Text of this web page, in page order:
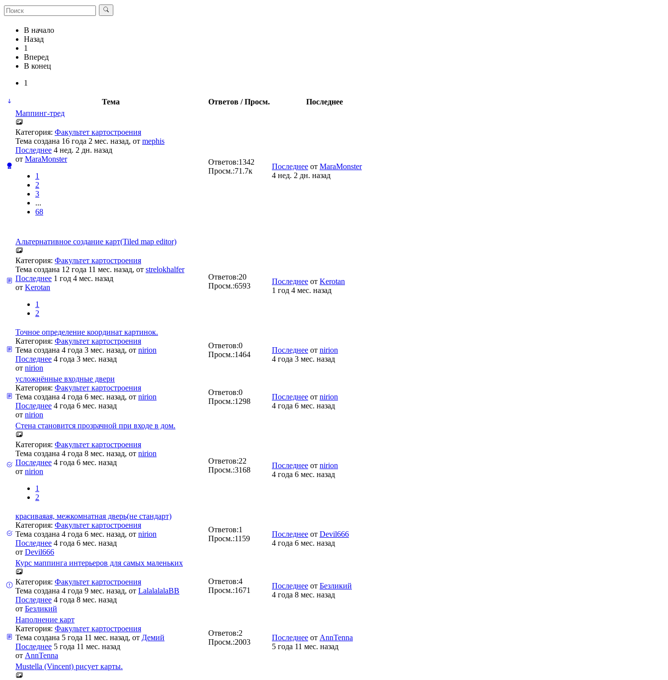
В начало
Назад
1
Вперед
В конец
1
Тема Ответов / Просм.
Последнее
Маппинг-тред
Категория: Факультет картостроения
Тема создана 16 года 2 мес. назад, от mephis
Последнее 4 нед. 2 дн. назад
от MaraMonster
1
2
3
...
68
Ответов:1342
Просм.:71.7к
Последнее от MaraMonster
4 нед. 2 дн. назад
Альтернативное создание карт(Tiled map editor)
Категория: Факультет картостроения
Тема создана 12 года 11 мес. назад, от strelokhalfer
Последнее 1 год 4 мес. назад
от Kerotan
1
2
Ответов:20
Просм.:6593
Последнее от Kerotan
1 год 4 мес. назад
Точное определение координат картинок.
Категория: Факультет картостроения
Тема создана 4 года 3 мес. назад, от nirion
Последнее 4 года 3 мес. назад
от nirion
Ответов:0
Просм.:1464
Последнее от nirion
4 года 3 мес. назад
усложнённые входные двери
Категория: Факультет картостроения
Тема создана 4 года 6 мес. назад, от nirion
Последнее 4 года 6 мес. назад
от nirion
Ответов:0
Просм.:1298
Последнее от nirion
4 года 6 мес. назад
Стена становится прозрачной при входе в дом.
Категория: Факультет картостроения
Тема создана 4 года 8 мес. назад, от nirion
Последнее 4 года 6 мес. назад
от nirion
1
2
Ответов:22
Просм.:3168
Последнее от nirion
4 года 6 мес. назад
красиваяая, межкомнатная дверь(не стандарт)
Категория: Факультет картостроения
Тема создана 4 года 6 мес. назад, от nirion
Последнее 4 года 6 мес. назад
от Devil666
Ответов:1
Просм.:1159
Последнее от Devil666
4 года 6 мес. назад
Курс маппинга интерьеров для самых маленьких
Категория: Факультет картостроения
Тема создана 4 года 9 мес. назад, от LalalalalaBB
Последнее 4 года 8 мес. назад
от Безликий
Ответов:4
Просм.:1671
Последнее от Безликий
4 года 8 мес. назад
Наполнение карт
Категория: Факультет картостроения
Тема создана 5 года 11 мес. назад, от Демий
Последнее 5 года 11 мес. назад
от AnnTenna
Ответов:2
Просм.:2003
Последнее от AnnTenna
5 года 11 мес. назад
Mustella (Vincent) рисует карты.